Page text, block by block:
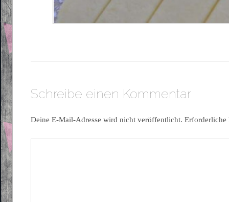
Schreibe einen Kommentar
Deine E-Mail-Adresse wird nicht veröffentlicht.